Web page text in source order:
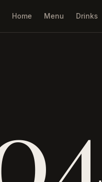
Home Menu Drinks